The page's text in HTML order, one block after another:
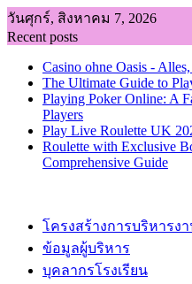
Skip
to
content
วันศุกร์, สิงหาคม 7, 2026
Recent posts
Casino ohne Oasis -
The Ultimate Guide to
Playing Poker Online: A
Players
Play Live Roulette UK
Roulette with Exclusive
Comprehensive Guide
โครงสร้างการบริหารง
ข้อมูลผู้บริหาร
บุคลากรโรงเรียน